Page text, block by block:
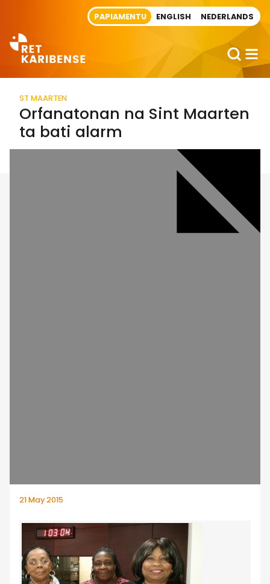
PAPIAMENTU ENGLISH NEDERLANDS
ST MAARTEN
Orfanatonan na Sint Maarten
ta bati alarm
21 May 2015